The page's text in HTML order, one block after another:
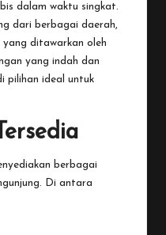
dalam waktu singkat.
dari berbagai daerah,
yang ditawarkan oleh
yang indah dan
pilihan ideal untuk
berbagai
Di antara